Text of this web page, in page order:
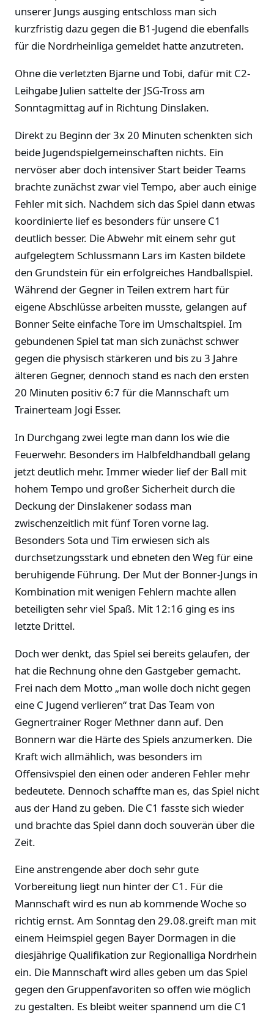
unserer Jungs ausging entschloss man sich
kurzfristig dazu gegen die B1-Jugend die ebenfalls
für die Nordrheinliga gemeldet hatte anzutreten.
Ohne die verletzten Bjarne und Tobi, dafür mit C2-
Leihgabe Julien sattelte der JSG-Tross am
Sonntagmittag auf in Richtung Dinslaken.
Direkt zu Beginn der 3x 20 Minuten schenkten sich
beide Jugendspielgemeinschaften nichts. Ein
nervöser aber doch intensiver Start beider Teams
brachte zunächst zwar viel Tempo, aber auch einige
Fehler mit sich. Nachdem sich das Spiel dann etwas
koordinierte lief es besonders für unsere C1
deutlich besser. Die Abwehr mit einem sehr gut
aufgelegtem Schlussmann Lars im Kasten bildete
den Grundstein für ein erfolgreiches Handballspiel.
Während der Gegner in Teilen extrem hart für
eigene Abschlüsse arbeiten musste, gelangen auf
Bonner Seite einfache Tore im Umschaltspiel. Im
gebundenen Spiel tat man sich zunächst schwer
gegen die physisch stärkeren und bis zu 3 Jahre
älteren Gegner, dennoch stand es nach den ersten
20 Minuten positiv 6:7 für die Mannschaft um
Trainerteam Jogi Esser.
In Durchgang zwei legte man dann los wie die
Feuerwehr. Besonders im Halbfeldhandball gelang
jetzt deutlich mehr. Immer wieder lief der Ball mit
hohem Tempo und großer Sicherheit durch die
Deckung der Dinslakener sodass man
zwischenzeitlich mit fünf Toren vorne lag.
Besonders Sota und Tim erwiesen sich als
durchsetzungsstark und ebneten den Weg für eine
beruhigende Führung. Der Mut der Bonner-Jungs in
Kombination mit wenigen Fehlern machte allen
beteiligten sehr viel Spaß. Mit 12:16 ging es ins
letzte Drittel.
Doch wer denkt, das Spiel sei bereits gelaufen, der
hat die Rechnung ohne den Gastgeber gemacht.
Frei nach dem Motto „man wolle doch nicht gegen
eine C Jugend verlieren“ trat Das Team von
Gegnertrainer Roger Methner dann auf. Den
Bonnern war die Härte des Spiels anzumerken. Die
Kraft wich allmählich, was besonders im
Offensivspiel den einen oder anderen Fehler mehr
bedeutete. Dennoch schaffte man es, das Spiel nicht
aus der Hand zu geben. Die C1 fasste sich wieder
und brachte das Spiel dann doch souverän über die
Zeit.
Eine anstrengende aber doch sehr gute
Vorbereitung liegt nun hinter der C1. Für die
Mannschaft wird es nun ab kommende Woche so
richtig ernst. Am Sonntag den 29.08.greift man mit
einem Heimspiel gegen Bayer Dormagen in die
diesjährige Qualifikation zur Regionalliga Nordrhein
ein. Die Mannschaft wird alles geben um das Spiel
gegen den Gruppenfavoriten so offen wie möglich
zu gestalten. Es bleibt weiter spannend um die C1